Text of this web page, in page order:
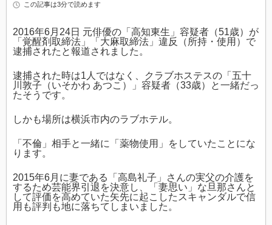
この記事は3分で読めます
2016年6月24日 元俳優の「高知東生」容疑者（51歳）が
「覚醒剤取締法」「大麻取締法」違反（所持・使用）で
逮捕されたと報道されました。
逮捕された時は1人ではなく、クラブホステスの「五十
川敦子（いそかわ あつこ）」容疑者（33歳）と一緒だっ
たそうです。
しかも場所は横浜市内のラブホテル。
「不倫」相手と一緒に「薬物使用」をしていたことにな
ります。
2015年6月に妻である「高島礼子」さんの実父の介護を
するため芸能界引退を決意し、「妻思い」な旦那さんと
して評価を高めていた矢先に起こしたスキャンダルで信
用も評判も地に落ちてしまいました。